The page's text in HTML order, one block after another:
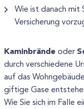
Wie ist danach mit
Versicherung
Kaminbrände oder
durch verschiedene
auf das
giftige Gase
Wie Sie sich im Falle